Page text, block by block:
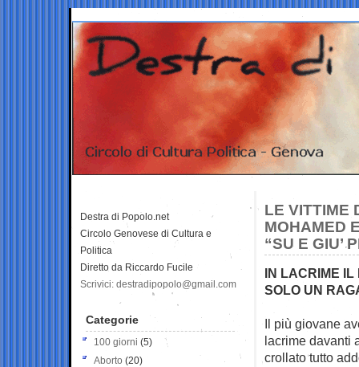
LE VITTIME
MOHAMED
“SU E GIU’
IN LACRIME IL
SOLO UN
Il più giovane
lacrime davanti
crollato tutto
Destra di Popolo.net
Circolo Genovese di Cultura e
Politica
Diretto da Riccardo Fucile
Scrivici: destradipopolo@gmail.com
Categorie
100 giorni (5)
Aborto (20)